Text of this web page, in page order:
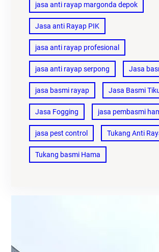
jasa anti rayap margonda depok
Jasa anti Rayap PIK
jasa anti rayap profesional
jasa anti rayap serpong Jasa
jasa basmi rayap Jasa Basmi
Jasa Fogging jasa pembasmi
jasa pest control Tukang Anti
Tukang basmi Hama